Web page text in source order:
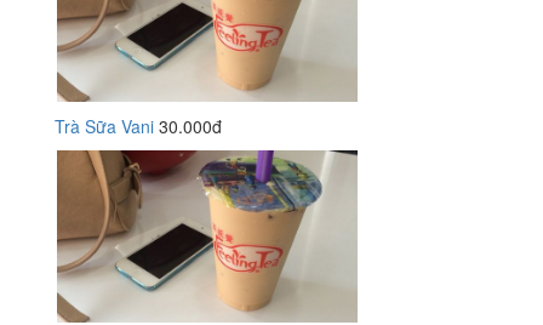
Trà Sữa Vani 30.000đ